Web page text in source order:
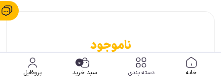
ناموجود
پروفایل
0
سبد خرید دسته بندی خانه